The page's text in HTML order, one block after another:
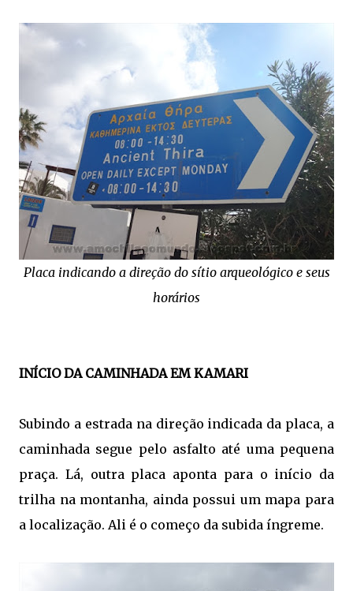
Placa indicando a direção do sítio arqueológico e seus
horários
INÍCIO DA CAMINHADA EM KAMARI
Subindo a estrada na direção indicada da placa, a
caminhada segue pelo asfalto até uma pequena
praça. Lá, outra placa aponta para o início da
trilha na montanha, ainda possui um mapa para
a localização. Ali é o começo da subida íngreme.